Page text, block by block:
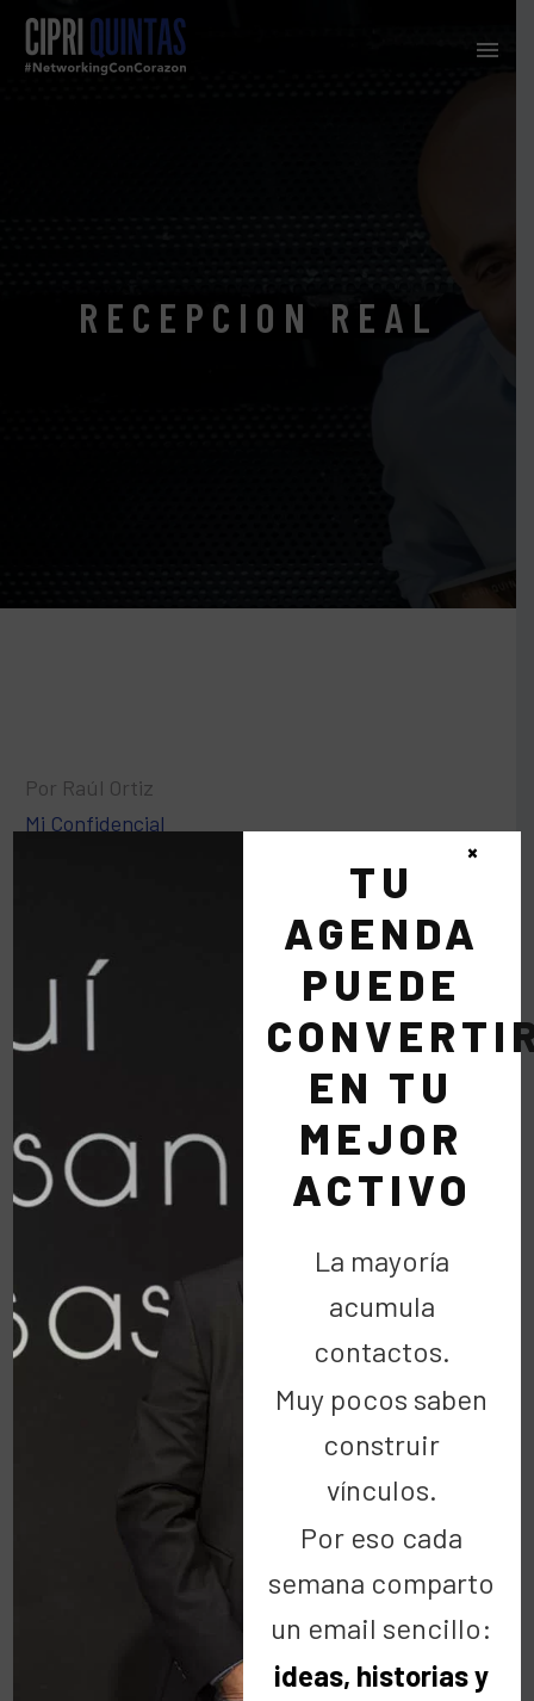
RECEPCION REAL
Por Raúl Ortiz
Mi Confidencial
Fundación
Irene Villa
Para mi ha sido un placer compartir este momento,
se con la ilusión y cariño que Irene ha creado la…
LEER MÁS
TU
AGENDA
PUEDE
EN TU
MEJOR
ACTIVO
La mayoría
acumula
contactos.
Muy pocos saben
construir
vínculos.
Por eso cada
semana comparto
un email sencillo:
ideas, historias y
×